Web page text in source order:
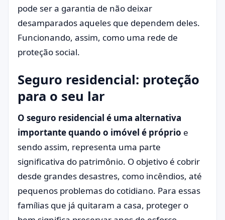
pode ser a garantia de não deixar
desamparados aqueles que dependem deles.
Funcionando, assim, como uma rede de
proteção social.
Seguro residencial: proteção
para o seu lar
O seguro residencial é uma alternativa
importante quando o imóvel é próprio e
sendo assim, representa uma parte
significativa do patrimônio. O objetivo é cobrir
desde grandes desastres, como incêndios, até
pequenos problemas do cotidiano. Para essas
famílias que já quitaram a casa, proteger o